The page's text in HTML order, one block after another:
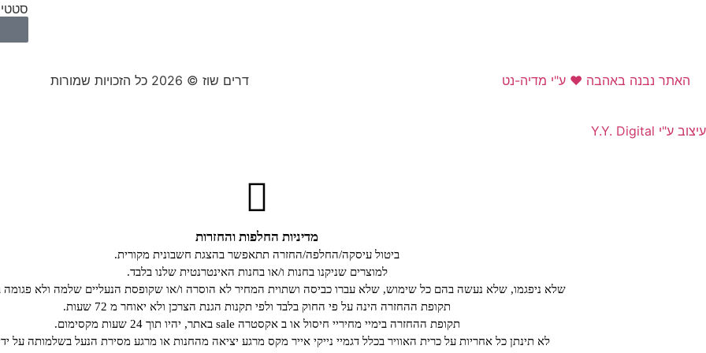
האתר נבנה באהבה ❤ ע"י מדיה-נט​ דרים שוז © 2026 כל הזכויות שמורות
עיצוב ע"י Y.Y. Digital
מדיניות החלפות והחזרות
ביטול עיסקה/החלפה/החזרה תתאפשר בהצגת חשבונית מקורית.
למוצרים שניקנו בחנות ו/או בחנות האינטרנטית שלנו בלבד.
שלא ניפגמו, שלא נעשה בהם כל שימוש, שלא עברו כביסה ושתוית המחיר לא הוסרה ו/או שקופסת הנעליים שלמה ולא פגומה
תקופת ההחזרה הינה על פי החוק בלבד ולפי תקנות הגנת הצרכן ולא יאוחר מ 72 שעות.
תקופת ההחזרה בימיי מחיריי חיסול או ב אקסטרה sale באתר, יהיו תוך 24 שעות מקסימום.
לא תינתן כל אחריות על כרית האוויר בכלל דגמיי נייקי אייר מקס מרגע יציאה מהחנות או מרגע מסירת הנעל בשלמותה על